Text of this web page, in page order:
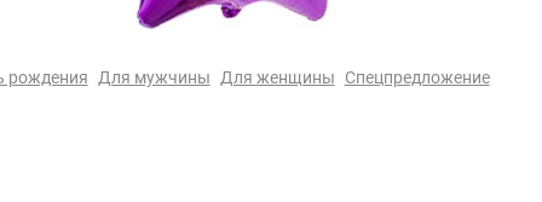
рождения Для мужчины Для женщины Спецпредложение